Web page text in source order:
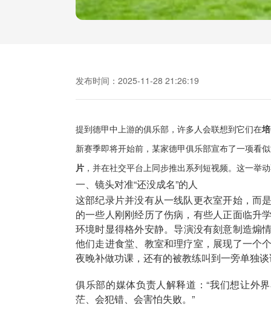
发布时间：2025-11-28 21:26:19
提到德甲中上游的俱乐部，许多人会联想到它们在
新赛季即将开始前，某家德甲俱乐部宣布了一项看
片 ，并在社交平台上同步推出系列短视频。这一举
一、镜头对准“还没成名”的人
这部纪录片并没有从一线队更衣室开始，而
的一些人刚刚经历了伤病，有些人正面临升
环境时显得格外安静。导演没有刻意制造
他们走进食堂、教室和理疗室，展现了一个
夜晚补做功课，还有的被教练叫到一旁单独
俱乐部的媒体负责人解释道：“我们想让外
茫、会犯错、会害怕失败。”